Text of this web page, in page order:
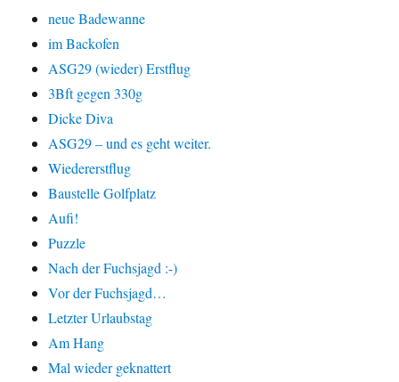
neue Badewanne
im Backofen
ASG29 (wieder) Erstflug
3Bft gegen 330g
Dicke Diva
ASG29 – und es geht weiter.
Wiedererstflug
Baustelle Golfplatz
Aufi!
Puzzle
Nach der Fuchsjagd :-)
Vor der Fuchsjagd…
Letzter Urlaubstag
Am Hang
Mal wieder geknattert